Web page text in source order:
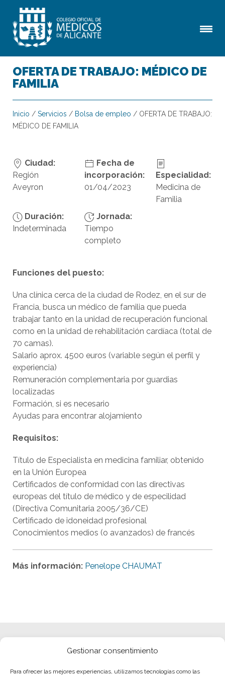
Gestionar consentimiento
Para ofrecer las mejores experiencias, utilizamos tecnologías como las
OFERTA DE TRABAJO: MÉDICO DE
FAMILIA
Inicio / Servicios / Bolsa de empleo / OFERTA DE TRABAJO:
MÉDICO DE FAMILIA
Ciudad:
Región
Aveyron
Fecha de
incorporación:
01/04/2023
Especialidad:
Medicina de
Familia
Duración:
Indeterminada
Jornada:
Tiempo
completo
Funciones del puesto:
Una clínica cerca de la ciudad de Rodez, en el sur de
Francia, busca un médico de familia que pueda
trabajar tanto en la unidad de recuperación funcional
como en la unidad de rehabilitación cardíaca (total de
70 camas).
Salario aprox. 4500 euros (variable según el perfil y
experiencia)
Remuneración complementaria por guardias
localizadas
Formación, si es necesario
Ayudas para encontrar alojamiento
Requisitos:
Título de Especialista en medicina familiar, obtenido
en la Unión Europea
Certificados de conformidad con las directivas
europeas del título de médico y de especilidad
(Directiva Comunitaria 2005/36/CE)
Certificado de idoneidad profesional
Conocimientos medios (o avanzados) de francés
Más información: Penelope CHAUMAT